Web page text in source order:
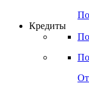
Кредиты